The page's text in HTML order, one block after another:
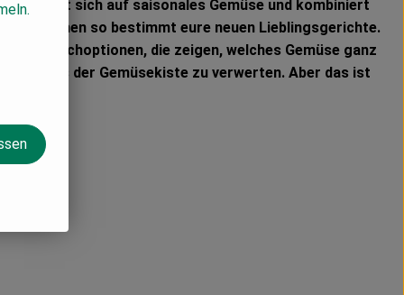
sich auf saisonales Gemüse und kombiniert
entstehen so bestimmt eure neuen Lieblingsgerichte.
Tauschoptionen, die zeigen, welches Gemüse ganz
aus der Gemüsekiste zu verwerten. Aber das ist